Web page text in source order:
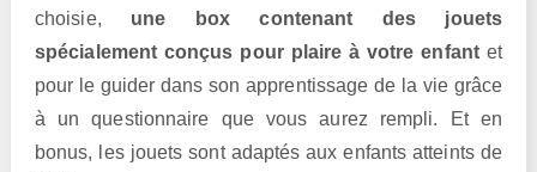
choisie, une box contenant des jouets
spécialement conçus pour plaire à votre enfantet
pour le guider dans son apprentissage de la vie grâce
à un questionnaire que vous aurez rempli. Et en
bonus, les jouets sont adaptés aux enfants atteints de